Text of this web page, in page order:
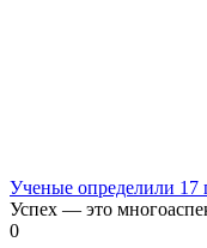
Ученые определили 17
Успех — это
0